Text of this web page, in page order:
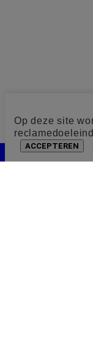
Op deze site
ACCEPTEREN
Cookie toestemming